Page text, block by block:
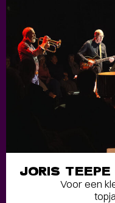
JORIS
Voor een